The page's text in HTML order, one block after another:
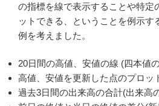
の指標を線で表示することや特定
ットできる、ということを例示す
例を考えました。
20日間の高値、安値の線 (四本値
高値、安値を更新した点のプロッ
過去3日間の出来高の合計(出来高